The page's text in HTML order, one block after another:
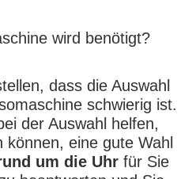
wird benötigt?
dass die Auswahl
schwierig ist.
der Auswahl helfen,
eine gute Wahl
um die Uhr für Sie